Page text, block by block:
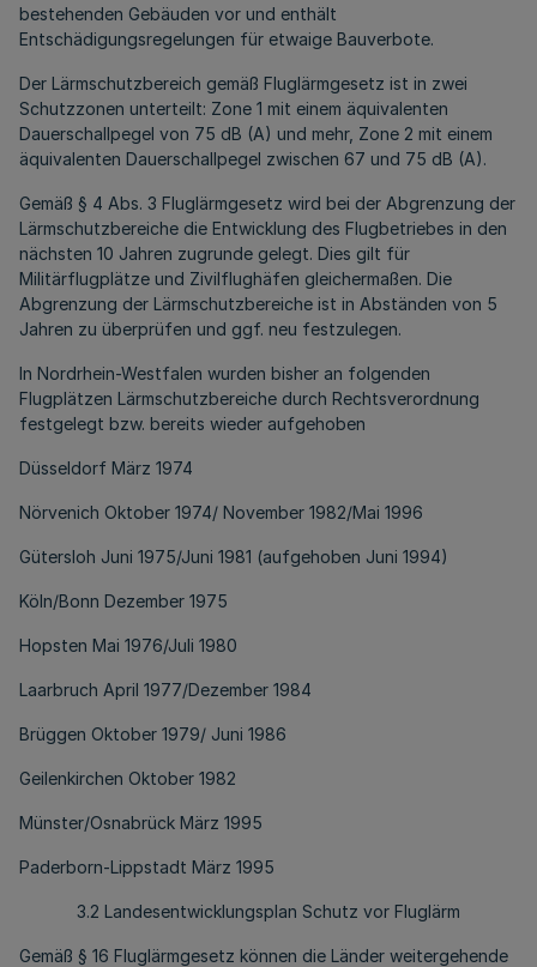
bestehenden Gebäuden vor und enthält
Entschädigungsregelungen für etwaige Bauverbote.
Der Lärmschutzbereich gemäß Fluglärmgesetz ist in zwei
Schutzzonen unterteilt: Zone 1 mit einem äquivalenten
Dauerschallpegel von 75 dB (A) und mehr, Zone 2 mit einem
äquivalenten Dauerschallpegel zwischen 67 und 75 dB (A).
Gemäß § 4 Abs. 3 Fluglärmgesetz wird bei der Abgrenzung der
Lärmschutzbereiche die Entwicklung des Flugbetriebes in den
nächsten 10 Jahren zugrunde gelegt. Dies gilt für
Militärflugplätze und Zivilflughäfen gleichermaßen. Die
Abgrenzung der Lärmschutzbereiche ist in Abständen von 5
Jahren zu überprüfen und ggf. neu festzulegen.
In Nordrhein-Westfalen wurden bisher an folgenden
Flugplätzen Lärmschutzbereiche durch Rechtsverordnung
festgelegt bzw. bereits wieder aufgehoben
Düsseldorf März 1974
Nörvenich Oktober 1974/ November 1982/Mai 1996
Gütersloh Juni 1975/Juni 1981 (aufgehoben Juni 1994)
Köln/Bonn Dezember 1975
Hopsten Mai 1976/Juli 1980
Laarbruch April 1977/Dezember 1984
Brüggen Oktober 1979/ Juni 1986
Geilenkirchen Oktober 1982
Münster/Osnabrück März 1995
Paderborn-Lippstadt März 1995
3.2 Landesentwicklungsplan Schutz vor Fluglärm
Gemäß § 16 Fluglärmgesetz können die Länder weitergehende